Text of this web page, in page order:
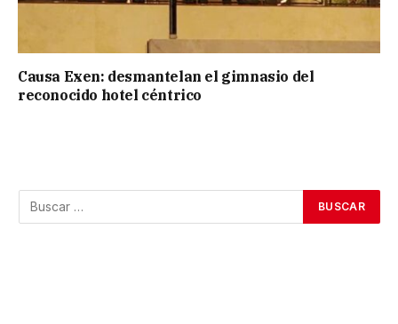
Causa Exen: desmantelan el gimnasio del
reconocido hotel céntrico